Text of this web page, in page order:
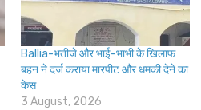
Ballia-भतीजे और भाई-भाभी के खिलाफ
बहन ने दर्ज कराया मारपीट और धमकी देने का
केस
3 August, 2026